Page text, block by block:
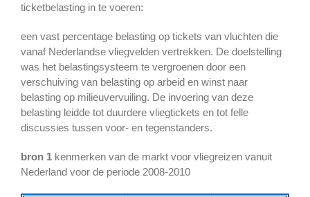
ticketbelasting in te voeren:
een vast percentage belasting op tickets van vluchten die
vanaf Nederlandse vliegvelden vertrekken. De doelstelling
was het belastingsysteem te vergroenen door een
verschuiving van belasting op arbeid en winst naar
belasting op milieuvervuiling. De invoering van deze
belasting leidde tot duurdere vliegtickets en tot felle
discussies tussen voor- en tegenstanders.
bron 1 kenmerken van de markt voor vliegreizen vanuit
Nederland voor de periode 2008-2010